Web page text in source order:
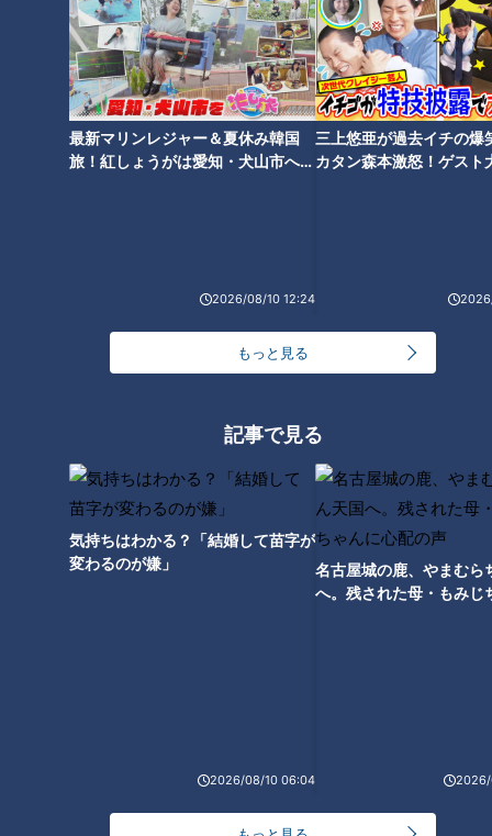
最新マリンレジャー＆夏休み韓国
旅！紅しょうがは愛知・犬山市へ
2026/08/10 12:24
三上悠亜が過去イチの爆
カタン森本激怒！ゲスト
もっと見る
記事で見る
気持ちはわかる？「結婚して苗字が
変わるのが嫌」
2026/08/10 06:04
名古屋城の鹿、やまむら
へ。残された母・もみじ
2026/
日本生まれ「串カツ」の美味し
日本生まれ「とんかつ」大いな
る進化～カツ丼やカツサンドへ
日本で生まれた「レトルトカレ
化を続ける
パイナップルが缶詰になった理